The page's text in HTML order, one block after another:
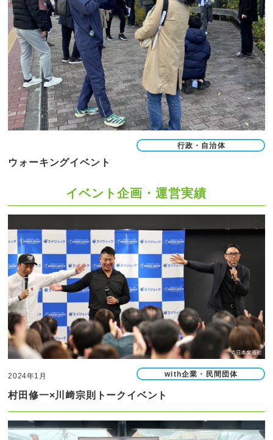
行政・自治体
ウォーキングイベント
イベント企画・運営実績
2024年1月 with企業・民間団体
村田修一×川﨑宗則トークイベント